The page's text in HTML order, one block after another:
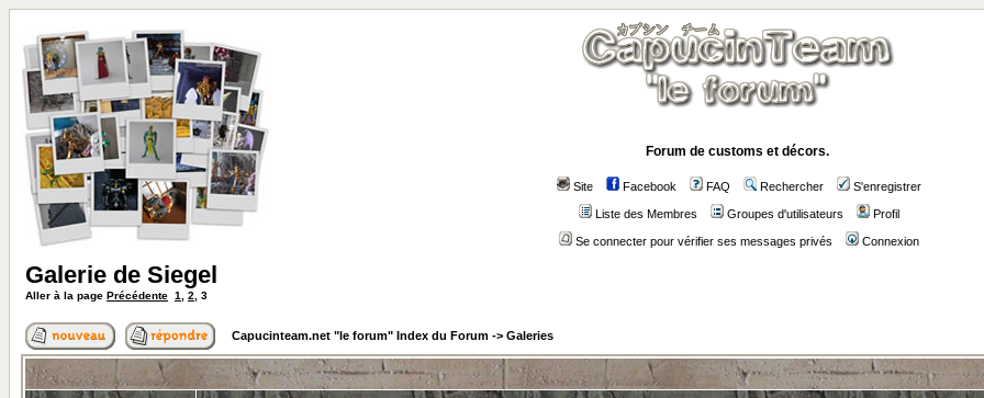
Forum de customs et décors.
Site Facebook FAQ Rechercher S'enregistrer
Liste des Membres Groupes d'utilisateurs Profil
Se connecter pour vérifier ses messages privés Connexion
Galerie de Siegel
Aller à la page Précédente 1 2 3
Capucinteam.net "le forum" Index du Forum -> Galeries